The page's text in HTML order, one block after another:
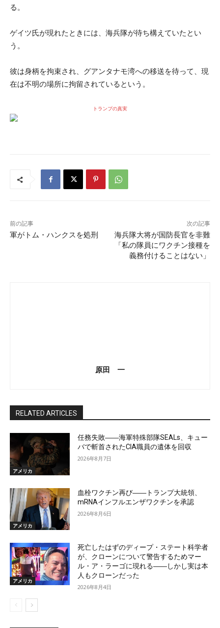
る。
ゲイツ氏が現れたときには、海兵隊が待ち構えていたとい
う。
彼は身柄を拘束され、グアンタナモ湾への移送を待って、現
在は不明の場所に拘留されているという。
トランプの真実
前の記事
軍がトム・ハンクスを処刑
次の記事
海兵隊大将が国防長官を非難
「私の隊員にワクチン接種を
義務付けることはない」
原田 一
RELATED ARTICLES
アメリカ
任務失敗――海軍特殊部隊SEALs、キュー
バで斬首されたCIA職員の遺体を回収
2026年8月7日
アメリカ
血栓ワクチン再び――トランプ大統領、
mRNAインフルエンザワクチンを承認
2026年8月6日
アメリカ
死亡したはずのディープ・ステート科学者
が、クローンについて警告するためマー
ル・ア・ラーゴに現れる――しかし実は本
人もクローンだった
2026年8月4日